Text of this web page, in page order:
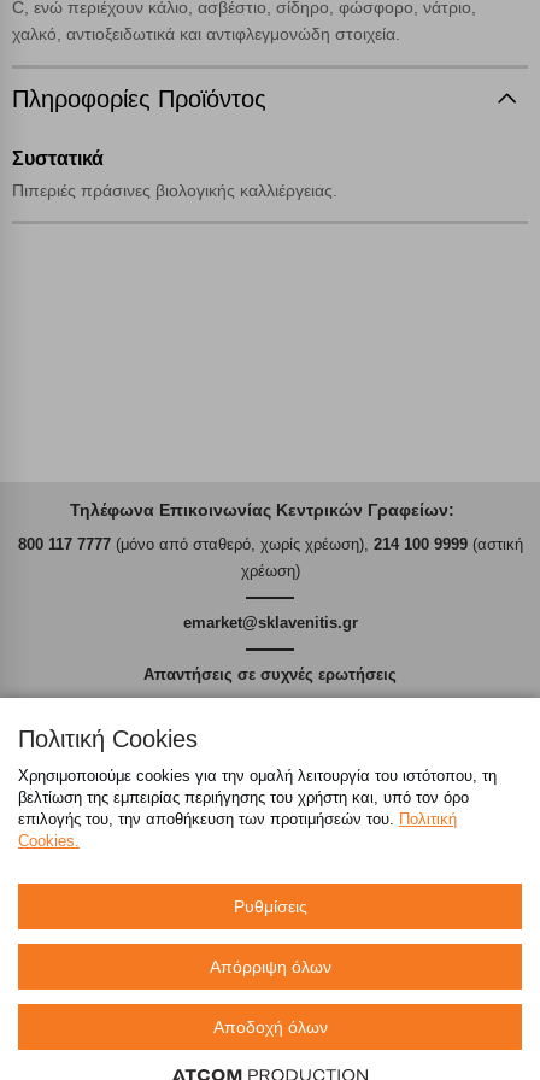
C, ενώ περιέχουν κάλιο, ασβέστιο, σίδηρο, φώσφορο, νάτριο,
χαλκό, αντιοξειδωτικά και αντιφλεγμονώδη στοιχεία.
Πληροφορίες Προϊόντος
Συστατικά
Πιπεριές πράσινες βιολογικής καλλιέργειας.
Τηλέφωνα Επικοινωνίας Κεντρικών Γραφείων:
800 117 7777(μόνο από σταθερό, χωρίς χρέωση), 214 100 9999(αστική
χρέωση)
emarket@sklavenitis.gr
Απαντήσεις σε συχνές ερωτήσεις
800 117 7777 (μόνο από σταθερό, χωρίς χρέωση),
Πολιτική Cookies
Χρησιμοποιούμε cookies για την ομαλή λειτουργία του ιστότοπου, τη
βελτίωση της εμπειρίας περιήγησης του χρήστη και, υπό τον όρο
επιλογής του, την αποθήκευση των προτιμήσεών του. Πολιτική
Cookies.
Ρυθμίσεις
Απόρριψη όλων
Αποδοχή όλων
Απολύτως απαραίτητα cookies Πάντα Ενεργό
Αποθήκευση ρυθμίσεων